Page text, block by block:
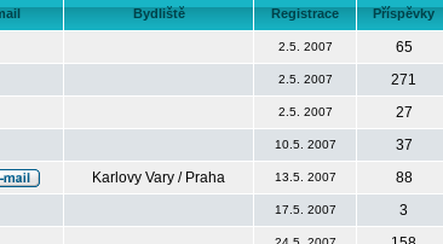
Bydliště Registrace Příspěvky
2.5. 2007
65
2.5. 2007
271
2.5. 2007
27
10.5. 2007
37
Karlovy Vary / Praha 13.5. 2007
88
17.5. 2007
3